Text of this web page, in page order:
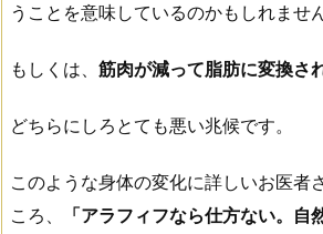
うことを意味しているのかもしれません
もしくは、 筋肉が減って脂肪に変換さ
どちらにしろとても悪い兆候です。
このような身体の変化に詳しいお医者
ころ、
「アラフィフなら仕方ない。自